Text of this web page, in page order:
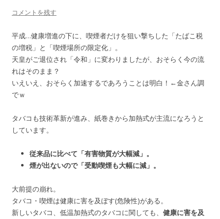
コメントを残す
平成…健康増進の下に、喫煙者だけを狙い撃ちした「たばこ税
の増税」と「喫煙場所の限定化」。
天皇がご退位され「令和」に変わりましたが、おそらく今の流
れはそのまま？
いえいえ、おそらく加速するであろうことは明白！←金さん調
でｗ
タバコも技術革新が進み、紙巻きから加熱式が主流になろうと
しています。
従来品に比べて「有害物質が大幅減」。
煙が出ないので「受動喫煙も大幅に減」。
大前提の崩れ。
タバコ・喫煙は健康に害を及ぼす(危険性)がある。
新しいタバコ、低温加熱式のタバコに関しても、 健康に害を及